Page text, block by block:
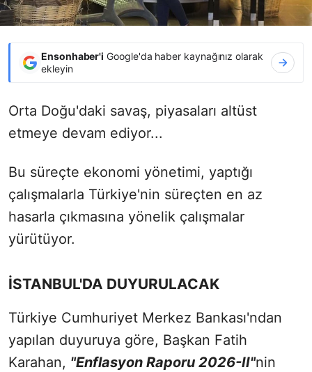
Ensonhaber'i Google'da haber kaynağınız olarak
ekleyin
Orta Doğu'daki savaş, piyasaları altüst
etmeye devam ediyor...
Bu süreçte ekonomi yönetimi, yaptığı
çalışmalarla Türkiye'nin süreçten en az
hasarla çıkmasına yönelik çalışmalar
yürütüyor.
İSTANBUL'DA DUYURULACAK
Türkiye Cumhuriyet Merkez Bankası'ndan
yapılan duyuruya göre, Başkan Fatih
Karahan, "Enflasyon Raporu 2026-II"nin